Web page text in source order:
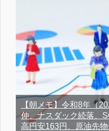
【朝メモ】令和8年（
伸、ナスダック続落、
高円安163円、原油先